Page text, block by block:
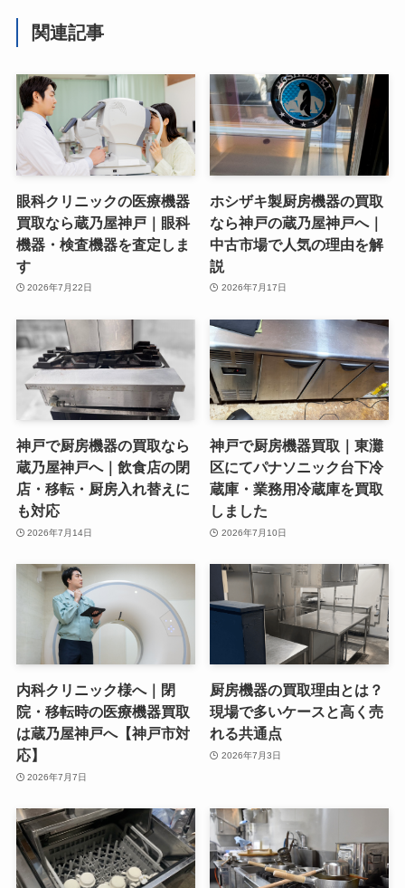
関連記事
眼科クリニックの医療機器
買取なら蔵乃屋神戸｜眼科
機器・検査機器を査定しま
す
2026年7月22日
ホシザキ製厨房機器の買取
なら神戸の蔵乃屋神戸へ｜
中古市場で人気の理由を解
説
2026年7月17日
神戸で厨房機器の買取なら
蔵乃屋神戸へ｜飲食店の閉
店・移転・厨房入れ替えに
も対応
2026年7月14日
神戸で厨房機器買取｜東灘
区にてパナソニック台下冷
蔵庫・業務用冷蔵庫を買取
しました
2026年7月10日
内科クリニック様へ｜閉
院・移転時の医療機器買取
は蔵乃屋神戸へ【神戸市対
応】
2026年7月7日
厨房機器の買取理由とは？
現場で多いケースと高く売
れる共通点
2026年7月3日